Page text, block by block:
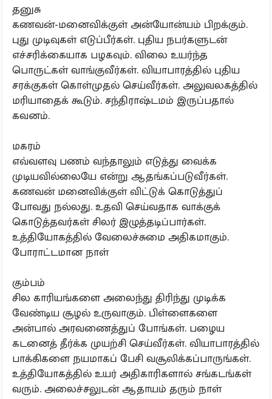
தனுசு
கணவன்-மனைவிக்குள் அன்யோன்யம் பிறக்கும்.
புது முடிவுகள் எடுப்பீர்கள். புதிய நபர்களுடன்
எச்சரிக்கையாக பழகவும். விலை உயர்ந்த
பொருட்கள் வாங்குவீர்கள். வியாபாரத்தில் புதிய
சரக்குகள் கொள்முதல் செய்வீர்கள். அலுவலகத்தில்
மரியாதைக் கூடும். சந்திராஷ்டமம் இருப்பதால்
கவனம்.
மகரம்
எவ்வளவு பணம் வந்தாலும் எடுத்து வைக்க
முடியவில்லையே என்று ஆதங்கப்படுவீர்கள்.
கணவன் மனைவிக்குள் விட்டுக் கொடுத்துப்
போவது நல்லது. உதவி செய்வதாக வாக்குக்
கொடுத்தவர்கள் சிலர் இழுத்தடிப்பார்கள்.
உத்தியோகத்தில் வேலைச்சுமை அதிகமாகும்.
போராட்டமான நாள்
கும்பம்
சில காரியங்களை அலைந்து திரிந்து முடிக்க
வேண்டிய சூழல் உருவாகும். பிள்ளைகளை
அன்பால் அரவணைத்துப் போங்கள். பழைய
கடனைத் தீர்க்க முயற்சி செய்வீர்கள். வியாபாரத்தில்
பாக்கிகளை நயமாகப் பேசி வசூலிக்கப்பாருங்கள்.
உத்தியோகத்தில் உயர் அதிகாரிகளால் சங்கடங்கள்
வரும். அலைச்சலுடன் ஆதாயம் தரும் நாள்